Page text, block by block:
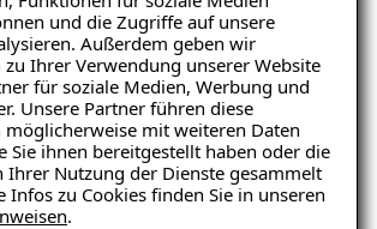
und die Zugriffe auf unsere
Außerdem geben wir
Ihrer Verwendung unserer Website
für soziale Medien, Werbung und
Unsere Partner führen diese
mit weiteren Daten
Sie ihnen bereitgestellt haben oder die
Ihrer Nutzung der Dienste gesammelt
Infos zu Cookies finden Sie in unseren
.
Qualitätsstandards und sind
Ihre Erwartungen zu
Erreichbarkeit und schnelle